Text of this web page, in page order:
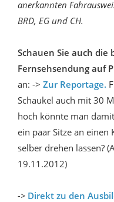
anerkannten
BRD, EG und CH.
Schauen Sie auch die
Fernsehsendung auf
an: -> Zur Reportage.
Schaukel auch mit 30
hoch könnte man
ein paar Sitze an einen
selber drehen lassen?
19.11.2012)
-> Direkt zu den